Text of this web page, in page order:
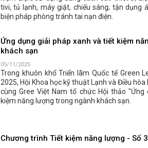
tivi, tủ lạnh, máy giặt, chiếu sáng; tận dụng
biện pháp phòng tránh tai nạn điện.
Ứng dụng giải pháp xanh và tiết kiệm
khách sạn
05/11/2025
Trong khuôn khổ Triển lãm Quốc tế Green
2025, Hội Khoa học kỹ thuật Lạnh và Điều
cùng Gree Việt Nam tổ chức Hội thảo
kiệm năng lượng trong ngành khách sạn.
Chương trình Tiết kiệm năng lượng - Số